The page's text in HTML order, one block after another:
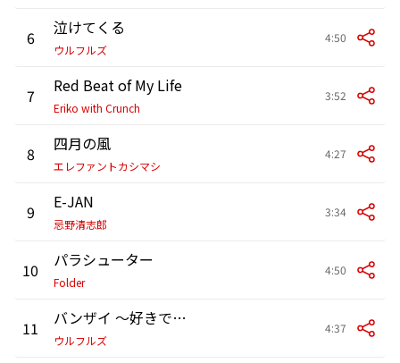
6 泣けてくる
ウルフルズ
4:50
7 Red Beat of My Life
Eriko with Crunch
3:52
8 四月の風
エレファントカシマシ
4:27
9 E-JAN
忌野清志郎
3:34
10 パラシューター
Folder
4:50
11 バンザイ ～好きでよかった～
ウルフルズ
4:37